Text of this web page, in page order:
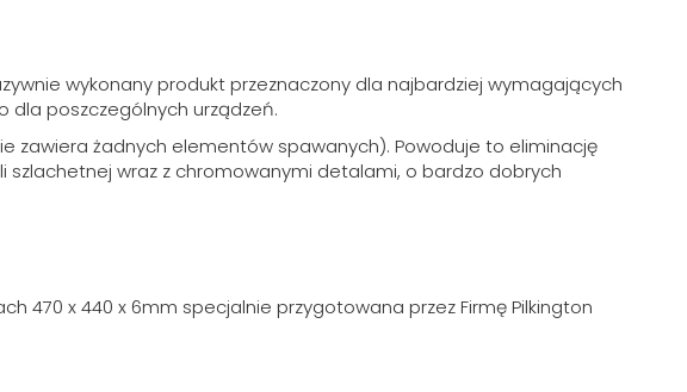
wykonany produkt przeznaczony dla najbardziej wymagających
dla poszczególnych urządzeń.
zawiera żadnych elementów spawanych). Powoduje to eliminację
szlachetnej wraz z chromowanymi detalami, o bardzo dobrych
470 x 440 x 6mm specjalnie przygotowana przez Firmę Pilkington